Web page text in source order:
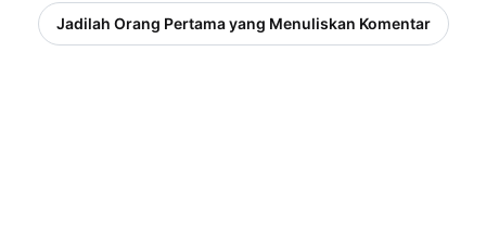
Jadilah Orang Pertama yang Menuliskan Komentar